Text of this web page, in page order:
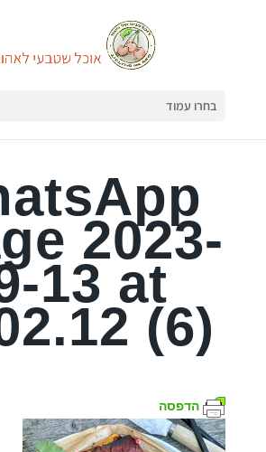
בחרו עמוד
2023-
13 at
(6)
הדפסה